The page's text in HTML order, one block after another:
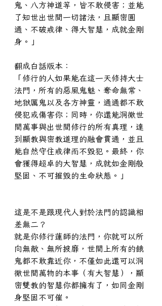
鬼、八方神道等，皆不敢侵害；並能
了知世出世間一切諸法，且顯密圓
通、不破戒律、得大智慧，成就金剛
身。」
翻成白話版本：
「修行的人如果能在這一天修持大士
法門，所有的惡風鬼魅、奪命無常、
地獄厲鬼以及各方神靈，通通都不敢
侵犯或傷害你；同時，你還能洞徹世
間萬事與出世間修行的所有真理，達
到顯教與密教道理的融會貫通，並且
能自然守住戒律而不毀犯。最終，你
會獲得超卓的大智慧，成就如金剛般
堅固、不可摧毀的生命狀態。」
這是不是跟現代人對於法門的認識相
差無二？
就是你修行蓮師的法門，你就可以所
向無敵、無所披靡，世間上所有的餓
鬼都不敢靠近你，不僅如此還可以洞
徹世間萬物的本事（有大智慧），顯
密雙教的智慧你都擁有了，如同金剛
身堅固不可催。